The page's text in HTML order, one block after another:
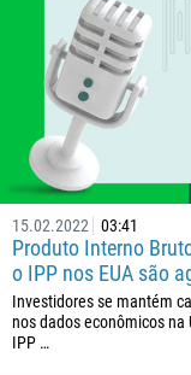
15.02.2022 03:41
Produto Interno
o IPP nos EUA são
Investidores se mantém
nos dados econômicos na
IPP …
45
253
1767
1809
503
240
291